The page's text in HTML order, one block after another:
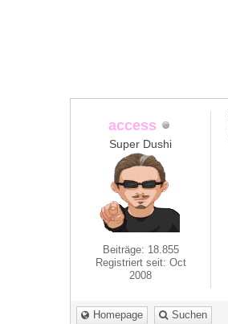
access
Super Dushi
Beiträge: 18.855
Registriert seit: Oct
2008
Homepage Suchen